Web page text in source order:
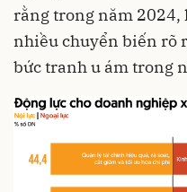
rằng trong năm 2024,
nhiều chuyển biến rõ
bức tranh u ám trong